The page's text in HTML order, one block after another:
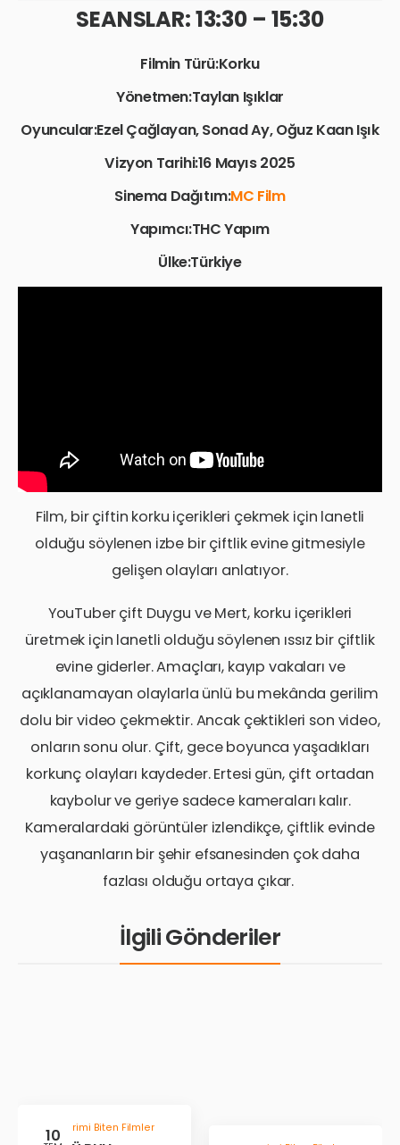
SEANSLAR: 13:30 – 15:30
Filmin Türü:Korku
Yönetmen:Taylan Işıklar
Oyuncular:Ezel Çağlayan, Sonad Ay, Oğuz Kaan Işık
Vizyon Tarihi:16 Mayıs 2025
Sinema Dağıtım:MC Film
Yapımcı:THC Yapım
Ülke:Türkiye
Film, bir çiftin korku içerikleri çekmek için lanetli
olduğu söylenen izbe bir çiftlik evine gitmesiyle
gelişen olayları anlatıyor.
YouTuber çift Duygu ve Mert, korku içerikleri
üretmek için lanetli olduğu söylenen ıssız bir çiftlik
evine giderler. Amaçları, kayıp vakaları ve
açıklanamayan olaylarla ünlü bu mekânda gerilim
dolu bir video çekmektir. Ancak çektikleri son video,
onların sonu olur. Çift, gece boyunca yaşadıkları
korkunç olayları kaydeder. Ertesi gün, çift ortadan
kaybolur ve geriye sadece kameraları kalır.
Kameralardaki görüntüler izlendikçe, çiftlik evinde
yaşananların bir şehir efsanesinden çok daha
fazlası olduğu ortaya çıkar.
İlgili Gönderiler
10
Gösterimi Biten Filmler